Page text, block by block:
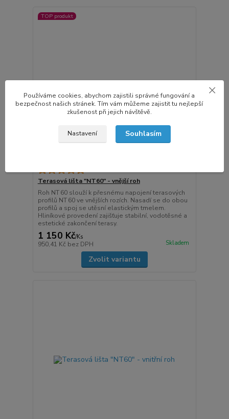
TOP produkt
Terasová lišta "NT60" - vnější roh
Roh NT 60 slouží k přesnému napojení terasových
profilů NT 60 ve vnějších rozích. Nasadí se do obou
profilů a spoj se utěsní elastickým tmelem.
Hliníkové provedení zajišťuje stabilní, vodotěsné a
estetické zakončení terasy.
1 150 Kč/Ks
950,41 Kč bez DPH Skladem
Zvolit variantu
Používáme cookies, abychom zajistili správné fungování a
bezpečnost našich stránek. Tím vám můžeme zajistit tu nejlepší
zkušenost při jejich návštěvě.
Nastavení Souhlasím